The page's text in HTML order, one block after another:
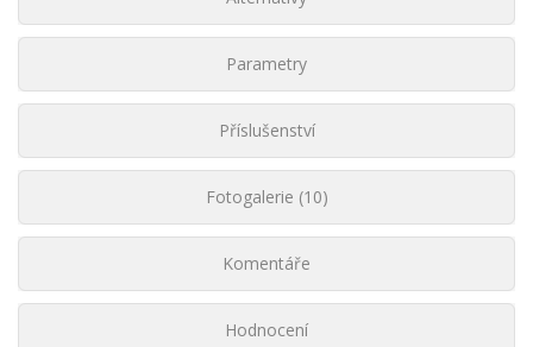
Parametry
Příslušenství
Fotogalerie (10)
Komentáře
Hodnocení